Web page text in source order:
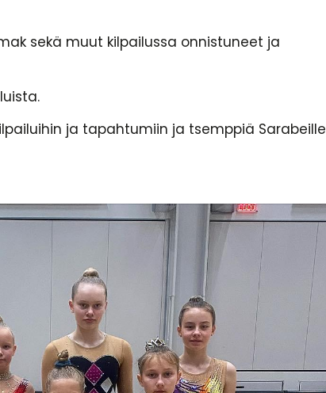
sekä muut kilpailussa onnistuneet ja
ja tapahtumiin ja tsemppiä Sarabeille